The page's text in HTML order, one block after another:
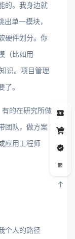
的。我身边就
单一模块，
硬件划分。你
（比如用
识。项目管理
。
的在研究所做
团队，做方案
应用工程师
个人的路径